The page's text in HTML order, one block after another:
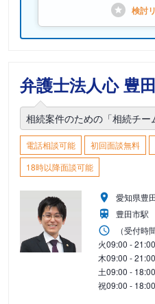
検討
弁護士法人心 豊
相続案件のための「相続チー
電話相談可能 初回面談無料
18時以降面談可能
愛知県豊
豊田市駅
（受付時
火09:00 - 21:00
木09:00 - 21:00
土09:00 - 18:00
祝09:00 - 18:00